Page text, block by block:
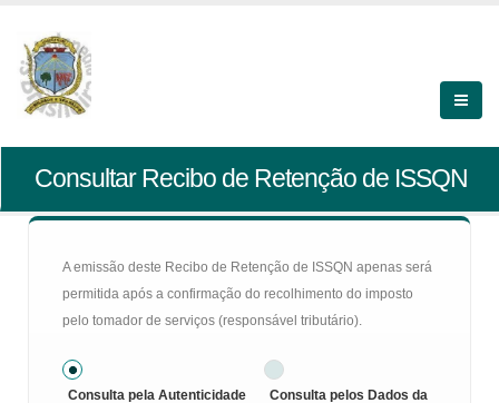
Consultar Recibo de Retenção de ISSQN
A emissão deste Recibo de Retenção de ISSQN apenas será
permitida após a confirmação do recolhimento do imposto
pelo tomador de serviços (responsável tributário).
Consulta pela Autenticidade
Consulta pelos Dados da